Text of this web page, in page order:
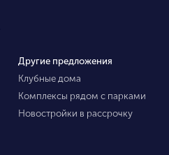
Другие предложения
Клубные дома
Комплексы рядом с парками
Новостройки в рассрочку